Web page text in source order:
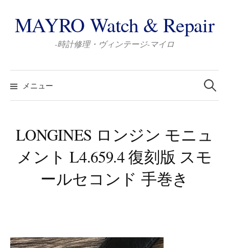
ン
テ
ス
キ
プ
MAYRO Watch & Repair
-時計修理・ヴィンテージ-マイロ
メニュー
検
索:
LONGINES ロンジン モニュ
メント L4.659.4 復刻版 スモ
ールセコンド 手巻き